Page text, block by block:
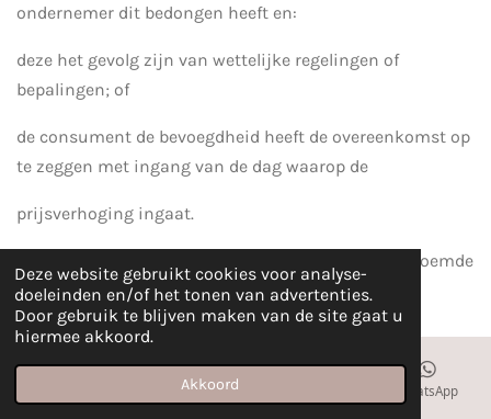
Deze website gebruikt cookies voor analyse-
doeleinden en/of het tonen van advertenties.
Door gebruik te blijven maken van de site gaat u
hiermee akkoord.
Akkoord
ondernemer dit bedongen heeft en:
deze het gevolg zijn van wettelijke regelingen of
bepalingen; of
de consument de bevoegdheid heeft de overeenkomst op
te zeggen met ingang van de dag waarop de
prijsverhoging ingaat.
5. De in het aanbod van producten of diensten genoemde
prijzen zijn inclusief btw.
6. Alle prijzen zijn onder voorbehoud van druk – en
zetfouten. Voor de gevolgen van druk – en zetfouten
wordtgeen aansprakelijkheid aanvaard. Bij druk – en
Telefoonnummer WhatsApp